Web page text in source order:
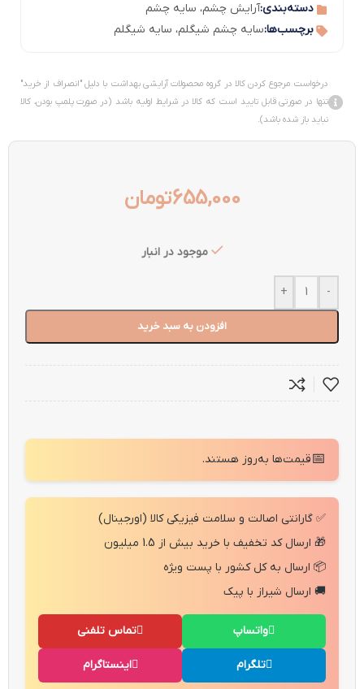
دسته‌بندی:آرایش چشم، سایه چشم
برچسب‌ها:سایه چشم شیگلم، سایه شیگلم
درخواست مرجوع کردن کالا در گروه محصولات آرایشی بهداشت با دلیل "انصراف از خرید"
تنها در صورتی قابل تایید است که کالا در شرایط اولیه باشد (در صورت پلمپ بودن، کالا
نباید باز شده باشد).
655,000تومان
موجود در انبار
-
+
افزودن به سبد خرید
📅قیمت‌ها به‌روز هستند.
✅ گارانتی اصالت و سلامت فیزیکی کالا (اورجینال)
🎁 ارسال کد تخفیف با خرید بیش از 1.5 میلیون
📦 ارسال به کل کشور با پست ویژه
🚚 ارسال شیراز با پیک
تماس تلفنی واتساپ
اینستاگرام تلگرام